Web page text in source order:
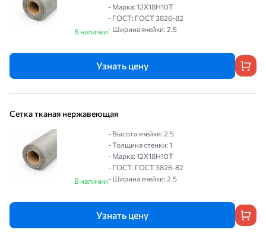
В наличии
- Марка: 12Х18Н10Т
- ГОСТ: ГОСТ 3826-82
- Ширина ячейки: 2.5
Узнать цену
Сетка тканая нержавеющая
В наличии
- Высота ячейки: 2.5
- Толщина стенки: 1
- Марка: 12Х18Н10Т
- ГОСТ: ГОСТ 3826-82
- Ширина ячейки: 2.5
Узнать цену